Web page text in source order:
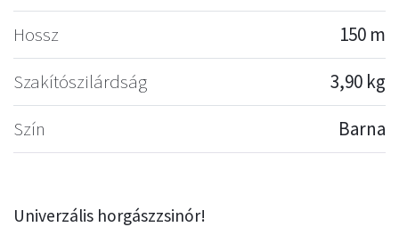
Hossz
150 m
Szakítószilárdság
3,90 kg
Szín
Barna
Univerzális horgászzsinór!